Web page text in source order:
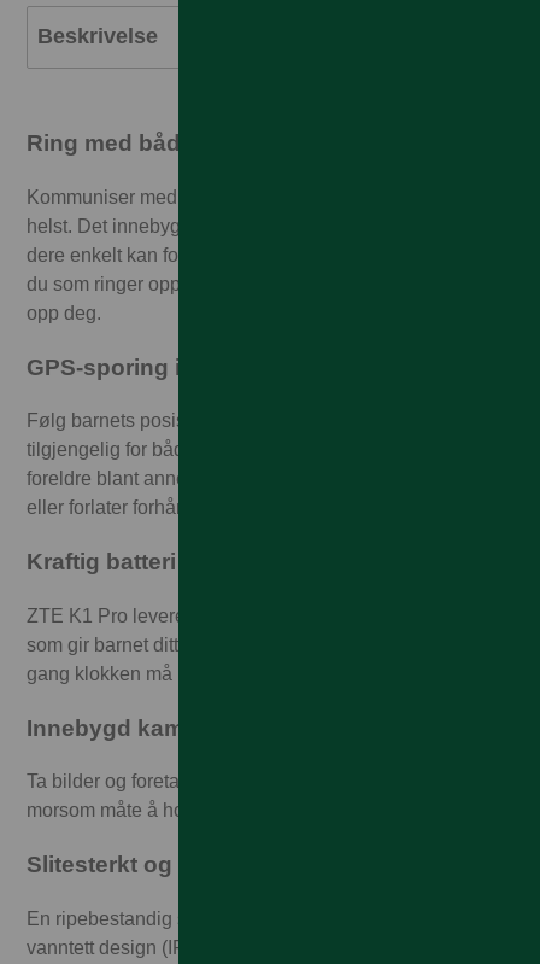
Beskrivelse
Ring med både lyd og video
Kommuniser med barnet ditt når som helst, hvor som
helst. Det innebygde kameraet på 2 megapiksler gjør at
dere enkelt kan foreta toveis-videosamtaler, enten det er
du som ringer opp barnet, eller det er barnet som ringer
opp deg.
GPS-sporing i sanntid
Følg barnets posisjon i sanntid via appen ZTE Kids,
tilgjengelig for både iOS og Android. Via appen kan
foreldre blant annet få varslinger når barnet ankommer
eller forlater forhåndsdefinerte geografiske områder.
Kraftig batteri som varer lenge
ZTE K1 Pro leveres med et batteri på hele 800 mAh, noe
som gir barnet ditt opptil 100 timers bruk mellom hver
gang klokken må lades.
Innebygd kamera
Ta bilder og foreta videosamtaler direkte fra klokken – en
morsom måte å holde kontakten på.
Slitesterkt og vanntett design
En ripebestandig skjerm kombinert med et støv- og
vanntett design (IP67), gjør K1 Pro til en klokke perfekt